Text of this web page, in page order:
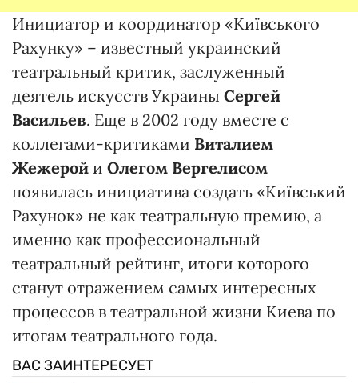
Инициатор и координатор «Київського
Рахунку» – известный украинский
театральный критик, заслуженный
деятель искусств Украины Сергей
Васильев. Еще в 2002 году вместе с
коллегами-критиками Виталием
Жежерой и Олегом Вергелисом
появилась инициатива создать «Київський
Рахунок» не как театральную премию, а
именно как профессиональный
театральный рейтинг, итоги которого
станут отражением самых интересных
процессов в театральной жизни Киева по
итогам театрального года.
ВАС ЗАИНТЕРЕСУЕТ